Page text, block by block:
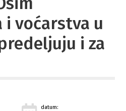
voćarstva u
i za
datum: